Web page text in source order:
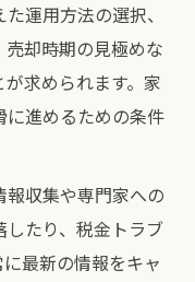
運用方法の選択、
却時期の見極めな
求められます。家
進めるための条件
収集や専門家への
たり、税金トラブ
最新の情報をキャ